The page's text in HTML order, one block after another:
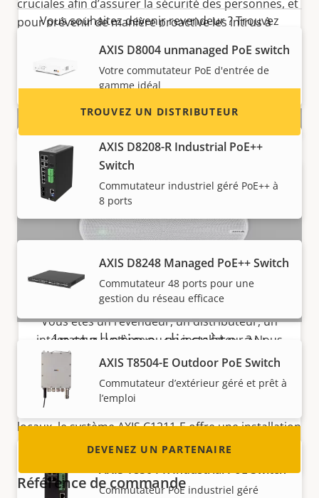
cruciales afin d’assurer la sécurité des personnes, et
pour prévenir de manière proactive les intrus à
préenregistrés.
Installation discrète au
plafond
Idéal pour diffuser des annonces vocales dans vos
locaux, le système AXIS C1211-E offre une installation
discrète en plafond encastré. Conçu pour s’intégrer
repeint dans n’importe quelle couleur. Ce
AXIS ​D8004 unmanaged PoE switch
Votre commutateur PoE d'entrée de
gamme idéal
AXIS D8208-R Industrial PoE++
Switch
Commutateur industriel géré PoE++ à
8 ports
AXIS D8248 Managed PoE++ Switch
Commutateur 48 ports pour une
gestion du réseau efficace
AXIS T8504-E Outdoor PoE Switch
Commutateur d’extérieur géré et prêt à
l’emploi
AXIS T8504-R Industrial PoE Switch
Commutateur PoE industriel géré
Vous souhaitez devenir revendeur ? Trouvez
et de systèmes Axis.
TROUVEZ UN DISTRIBUTEUR
Devenez un partenaire
Vous êtes un revendeur, un distributeur, un
intégrateur système ou un installateur ? Nous
avons des partenaires dans quasiment tous
les pays du monde. Découvrez comment en
devenir un !
DEVENEZ UN PARTENAIRE
Référence de commande